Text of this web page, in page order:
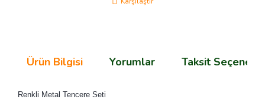
Ürün Bilgisi Yorumlar Taksit
Renkli Metal Tencere Seti